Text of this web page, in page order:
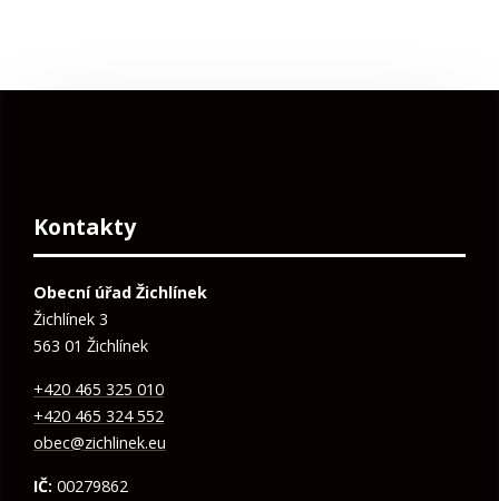
Kontakty
Obecní úřad Žichlínek
Žichlínek 3
563 01 Žichlínek
+420 465 325 010
+420 465 324 552
obec@zichlinek.eu
IČ: 00279862